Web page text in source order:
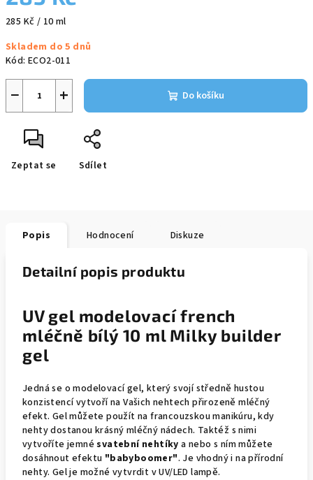
Měrná
285 Kč / 10 ml
Skladem do 5 dnů
Kód: ECO2-011
+
− Do košíku
Zeptat se Sdílet
Popis Hodnocení Diskuze
Detailní popis produktu
UV gel modelovací french
mléčně bílý 10 ml Milky builder
gel
Jedná se o modelovací gel, který svojí středně hustou
konzistencí vytvoří na Vašich nehtech přirozeně mléčný
efekt. Gel můžete použít na francouzskou manikúru, kdy
nehty dostanou krásný mléčný nádech. Taktéž s nimi
vytvoříte jemnésvatební nehtíky a nebo s ním můžete
dosáhnout efektu "babyboomer". Je vhodný i na přírodní
nehty. Gel je možné vytvrdit v UV/LED lampě.